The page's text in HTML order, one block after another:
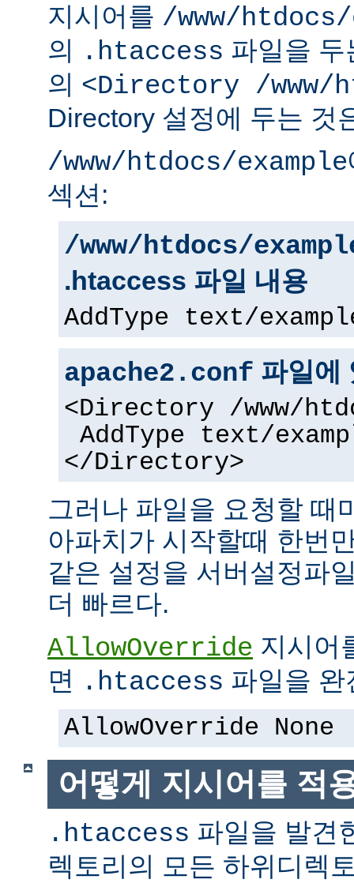
지시어를 /www/
의
.htaccess 파일을
의 <Directory /www/
Directory 설정에 두는 것
/www/htdocs/example
섹션:
/www/htdocs/
.htaccess 파일 내용
AddType text/
apache2.conf 파일에
<Directory /www/
AddType text/
</Directory>
그러나 파일을 요청할 때
아파치가 시작할때 한번
같은 설정을 서버설정파
더 빠르다.
AllowOverride 지시어
면 .htaccess 파일을
AllowOverride None
어떻게 지시어를 적
.htaccess 파일을 발견
렉토리의 모든 하위디렉